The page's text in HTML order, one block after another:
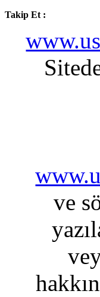
Takip Et :
ve